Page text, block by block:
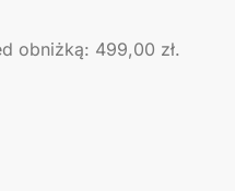
obniżką: 499,00 zł.